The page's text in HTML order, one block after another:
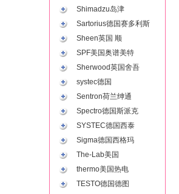
Shimadzu岛津
Sartorius德国赛多利斯
Sheen英国 顺
SPF美国奥谱美特
Sherwood英国舍吾
systec德国
Sentron荷兰绅通
Spectro德国斯派克
SYSTEC德国西泰
Sigma德国西格玛
The-Lab美国
thermo美国热电
TESTO德国德图